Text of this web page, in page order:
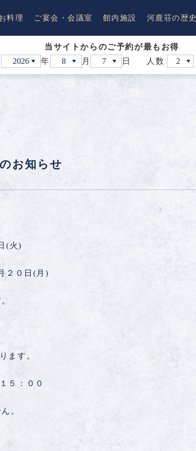
料理 ご宴会・会議室 館内施設 河鹿荘の歴史
当サイトからのご予約が最もお得
年 月 日 人数
お知らせ
(火)
２０日(月)
ます。
５：００
。